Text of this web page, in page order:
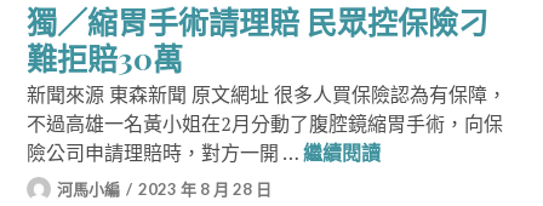
獨／縮胃手術請理賠 民眾控保險刁
難拒賠30萬
新聞來源 東森新聞 原文網址 很多人買保險認為有保障，
不過高雄一名黃小姐在2月分動了腹腔鏡縮胃手術，向保
險公司申請理賠時，對方一開 …繼續閱讀獨／縮胃手術請理
河馬小編 2023 年 8 月 28 日